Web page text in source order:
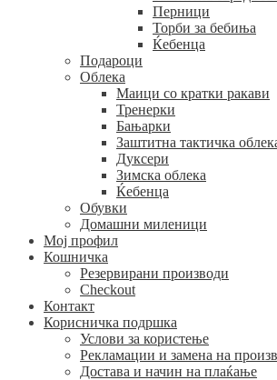
Перници
Торби за бебиња
Ќебенца
Подароци
Облека
Маици со кратки ракави
Тренерки
Бањарки
Заштитна тактичка
Дуксери
Зимска облека
Ќебенца
Обувки
Домашни миленици
Мој профил
Кошничка
Резервирани производи
Checkout
Контакт
Корисничка подршка
Услови за користење
Рекламации и замена на
Достава и начин на плаќање